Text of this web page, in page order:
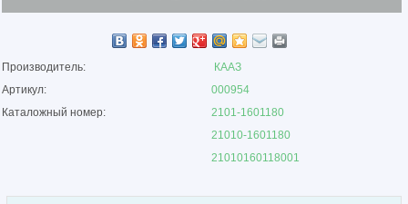
Производитель:
КААЗ
Артикул:
000954
Каталожный номер:
2101-1601180
21010-1601180
21010160118001